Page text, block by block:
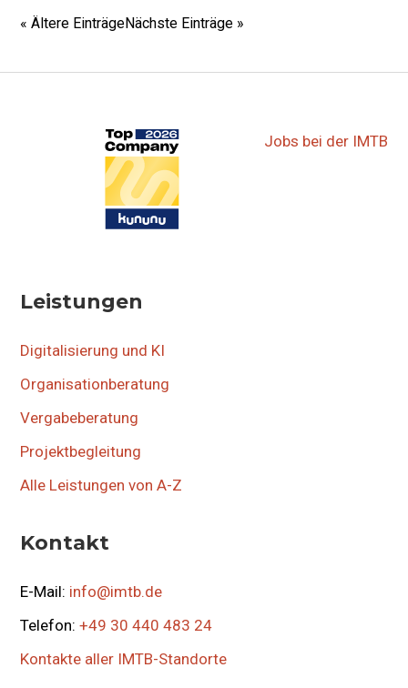
▷▷▷
« Ältere EinträgeNächste Einträge »
Jobs bei der IMTB
Leistungen
Digitalisierung und KI
Organisationberatung
Vergabeberatung
Projektbegleitung
Alle Leistungen von A-Z
Kontakt
E-Mail: info@imtb.de
Telefon:+49 30 440 483 24
Kontakte aller IMTB-Standorte